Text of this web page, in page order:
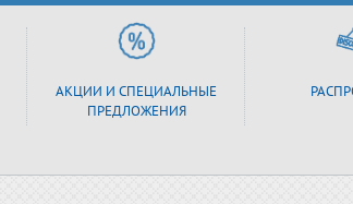
АКЦИИ И СПЕЦИАЛЬНЫЕ
ПРЕДЛОЖЕНИЯ